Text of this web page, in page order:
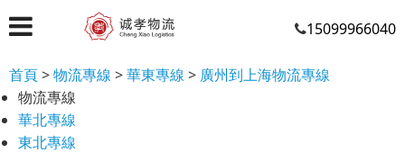
15099966040
首頁>物流專線 >華東專線 > 廣州到上海物流專線
物流專線
華北專線
東北專線